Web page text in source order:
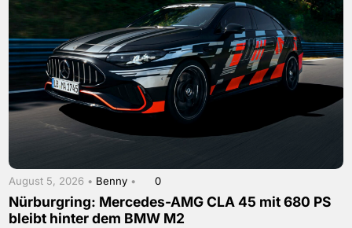
August 5, 2026 • Benny • 0
Nürburgring: Mercedes-AMG CLA 45 mit 680 PS
bleibt hinter dem BMW M2